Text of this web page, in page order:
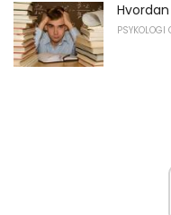
PSYKOLOGI